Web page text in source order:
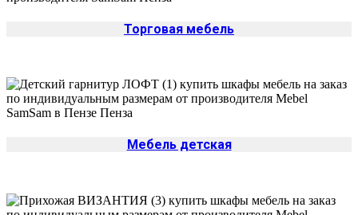
Торговая мебель
Мебель детская